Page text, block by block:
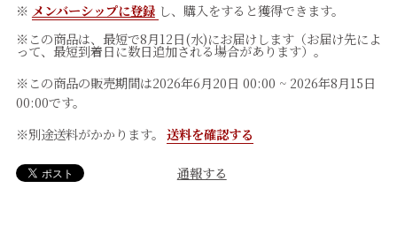
※ メンバーシップに登録 し、購入をすると獲得できます。
※この商品は、最短で8月12日(水)にお届けします（お届け先によ
って、最短到着日に数日追加される場合があります）。
※この商品の販売期間は2026年6月20日 00:00 ~ 2026年8月15日
00:00です。
※別途送料がかかります。 送料を確認する
通報する